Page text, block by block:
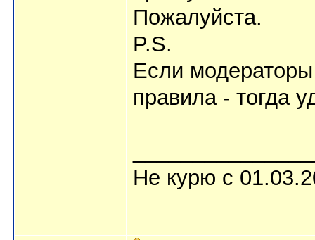
Пожалуйста.
P.S.
Если
правила - тогда
Не курю с